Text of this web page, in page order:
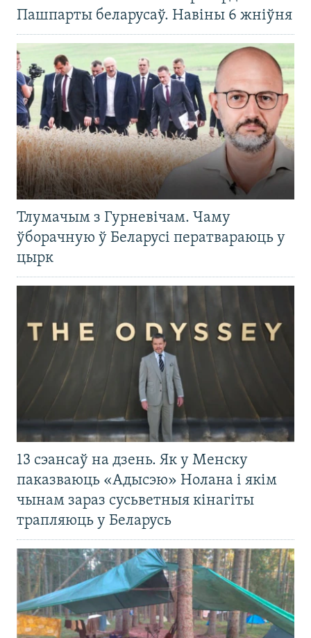
Пашпарты беларусаў. Навіны 6 жніўня
Тлумачым з Гурневічам. Чаму
ўборачную ў Беларусі ператвараюць у
цырк
13 сэансаў на дзень. Як у Менску
паказваюць «Адысэю» Нолана і якім
чынам зараз сусьветныя кінагіты
трапляюць у Беларусь